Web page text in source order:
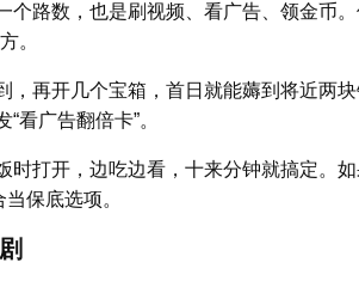
个路数，也是刷视频、看广告、领金币
。
，再开几个宝箱，首日就能薅到将近两
看广告翻倍卡”。
时打开，边吃边看，十来分钟就搞定。
保底选项。